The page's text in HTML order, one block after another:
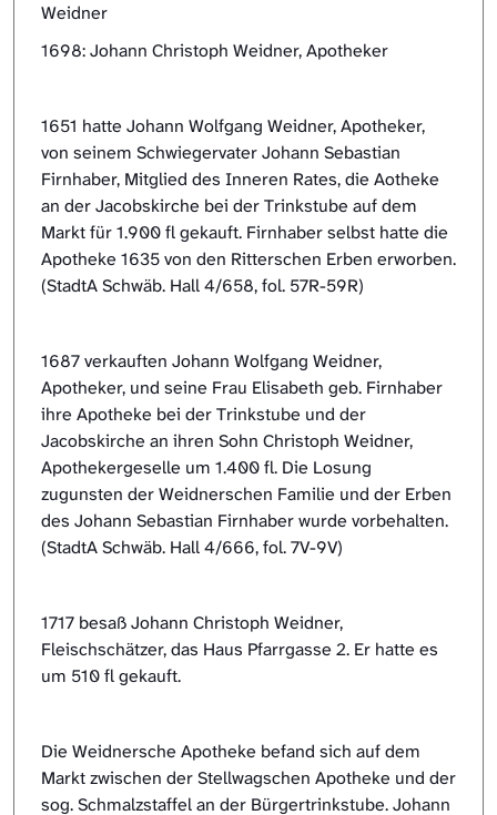
Weidner
1698: Johann Christoph Weidner, Apotheker
1651 hatte Johann Wolfgang Weidner, Apotheker,
von seinem Schwiegervater Johann Sebastian
Firnhaber, Mitglied des Inneren Rates, die Aotheke
an der Jacobskirche bei der Trinkstube auf dem
Markt für 1.900 fl gekauft. Firnhaber selbst hatte die
Apotheke 1635 von den Ritterschen Erben erworben.
(StadtA Schwäb. Hall 4/658, fol. 57R-59R)
1687 verkauften Johann Wolfgang Weidner,
Apotheker, und seine Frau Elisabeth geb. Firnhaber
ihre Apotheke bei der Trinkstube und der
Jacobskirche an ihren Sohn Christoph Weidner,
Apothekergeselle um 1.400 fl. Die Losung
zugunsten der Weidnerschen Familie und der Erben
des Johann Sebastian Firnhaber wurde vorbehalten.
(StadtA Schwäb. Hall 4/666, fol. 7V-9V)
1717 besaß Johann Christoph Weidner,
Fleischschätzer, das Haus Pfarrgasse 2. Er hatte es
um 510 fl gekauft.
Die Weidnersche Apotheke befand sich auf dem
Markt zwischen der Stellwagschen Apotheke und der
sog. Schmalzstaffel an der Bürgertrinkstube. Johann